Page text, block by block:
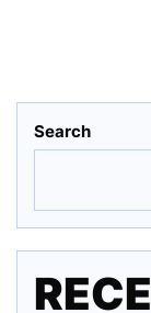
Search